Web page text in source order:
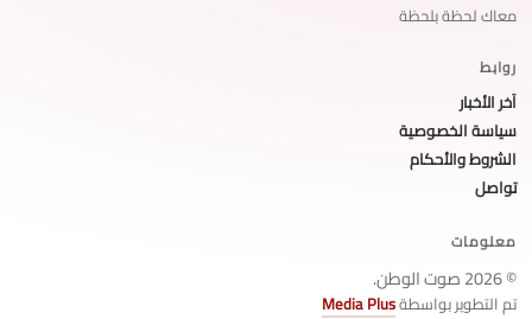
معاك لحظة بلحظة
روابط
آخر الأخبار
سياسة الخصوصية
الشروط والأحكام
تواصل
معلومات
© 2026 صوت الوطن.
تم التطوير بواسطةMedia Plus